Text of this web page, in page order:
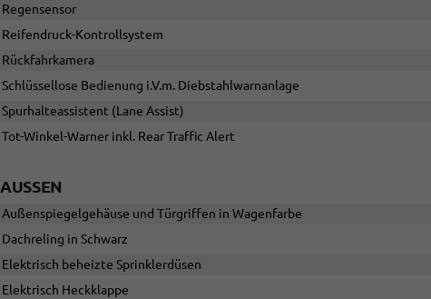
Regensensor
Reifendruck-Kontrollsystem
Rückfahrkamera
Schlüssellose Bedienung i.V.m. Diebstahlwarnanlage
Spurhalteassistent (Lane Assist)
Tot-Winkel-Warner inkl. Rear Traffic Alert
AUSSEN
Außenspiegelgehäuse und Türgriffen in Wagenfarbe
Dachreling in Schwarz
Elektrisch beheizte Sprinklerdüsen
Elektrisch Heckklappe